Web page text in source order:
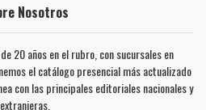
Nosotros
20 años en el rubro, con sucursales en
el catálogo presencial más actualizado
con las principales editoriales nacionales y
extranjeras.